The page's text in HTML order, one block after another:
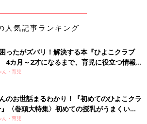
人気記事ランキング
ったがズバリ！解決する本『ひよこクラブ
カ月～2才になるまで、育児に役立つ情報が
！
ん・育児
のお世話まるわかり！『初めてのひよこクラ
〈巻頭大特集〉初めての授乳がうまくい
ぱい・ミルクの基本と夏のトラブル 解決テ
ん・育児